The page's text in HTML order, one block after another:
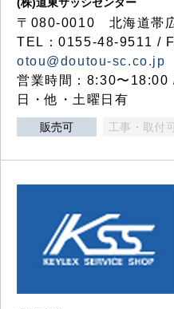
〒080-0010 北海道帯
TEL：0155-48-9511 /
otou@doutou-sc.co.jp
営業時間：8:30〜18:00
日・他・土曜日有
販売可 工事・取付